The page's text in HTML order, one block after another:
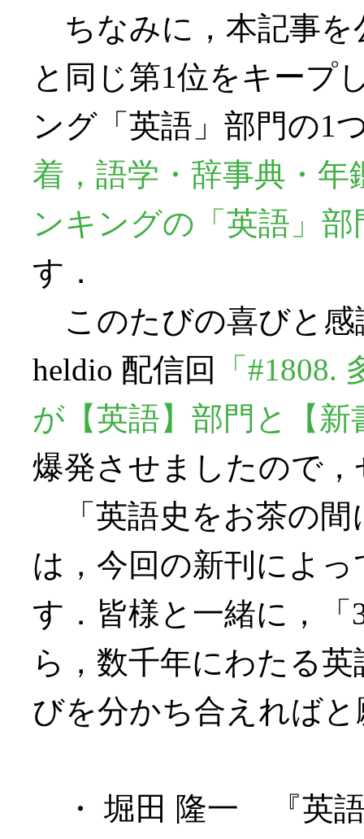
ちなみに，本記事を
と同じ第1位をキープ
ング「英語」部門の1
着，語学・辞事典・年
ンキングの「英語」部
す．
このたびの喜びと感
heldio 配信回
「
が【英語】部門と【
爆発させましたので
「英語史をお茶の間
は，今回の新刊によ
す．皆様と一緒に，
ら，数千年にわたる
びを分かち合えれば
・ 堀田 隆一 『英語